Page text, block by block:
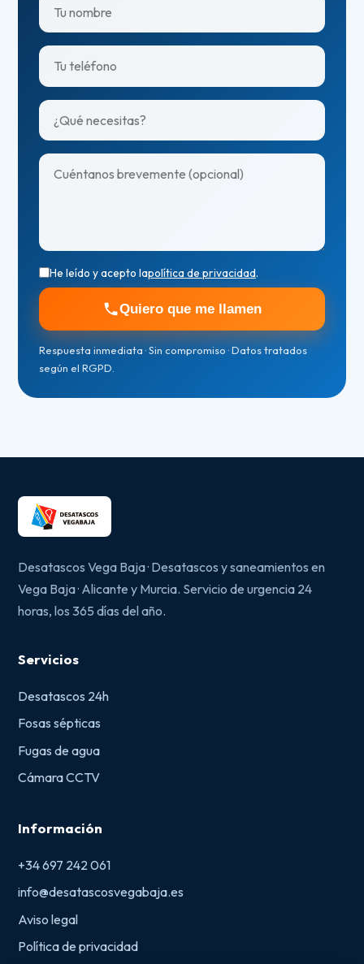
He leído y acepto lapolítica de privacidad.
Quiero que me llamen
Respuesta inmediata · Sin compromiso · Datos tratados
según el RGPD.
Desatascos Vega Baja · Desatascos y saneamientos en
Vega Baja · Alicante y Murcia. Servicio de urgencia 24
horas, los 365 días del año.
Servicios
Desatascos 24h
Fosas sépticas
Fugas de agua
Cámara CCTV
Información
+34 697 242 061
info@desatascosvegabaja.es
Aviso legal
Política de privacidad